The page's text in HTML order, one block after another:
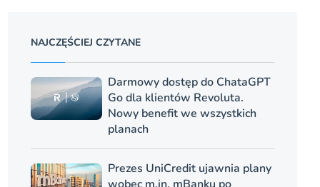
NAJCZĘŚCIEJ CZYTANE
Darmowy dostęp do ChataGPT
Go dla klientów Revoluta.
Nowy benefit we wszystkich
planach
Prezes UniCredit ujawnia plany